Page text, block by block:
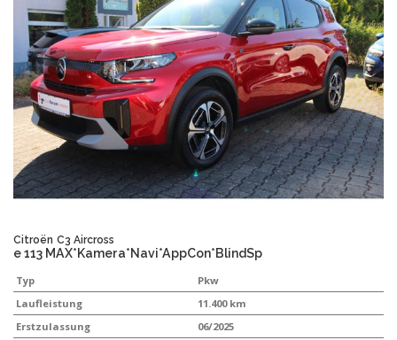
Citroën C3 Aircross
e 113 MAX*Kamera*Navi*AppCon*BlindSp
Typ
Pkw
Laufleistung
11.400 km
Erstzulassung
06/2025